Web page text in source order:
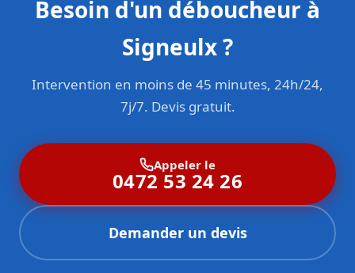
Besoin d'un déboucheur à
Signeulx ?
Intervention en moins de 45 minutes, 24h/24,
7j/7. Devis gratuit.
Appeler le
0472 53 24 26
Demander un devis